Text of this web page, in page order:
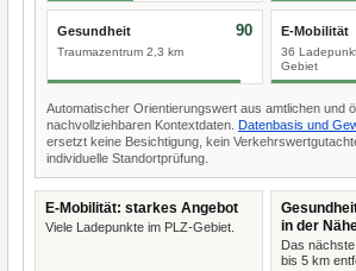
Gesundheit
Traumazentrum 2,3 km
90 E-Mobilität
36
Gebiet
Automatischer Orientierungswert aus amtlichen und
nachvollziehbaren Kontextdaten. Datenbasis und
ersetzt keine Besichtigung, kein
individuelle Standortprüfung.
E-Mobilität: starkes Angebot
Viele Ladepunkte im PLZ-Gebiet.
in der
Das
bis 5 km